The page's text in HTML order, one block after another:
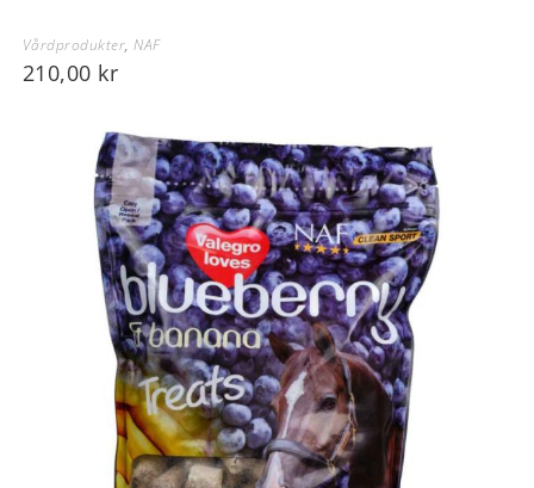
Vårdprodukter,NAF
210,00 kr